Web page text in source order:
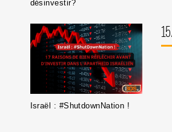
CULTURELS
désinvestir?
Israël : #ShutdownNation !